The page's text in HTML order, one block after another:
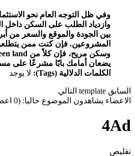
وفي ظل التوجه العام نحو
وازدياد الطلب على السكن داخل
بين الجودة والموقع والسعر من
المشروعين. فإن كنت ممن
يضعان أمامك بابًا مشرعًا على
الكلمات الدلالية (Tags):
لا يوجد
السابق template التالي
الاعضاء يشاهدون الموضوع حاليا: (0 اعضاء و 0 زوار)
4Ad
تقليص